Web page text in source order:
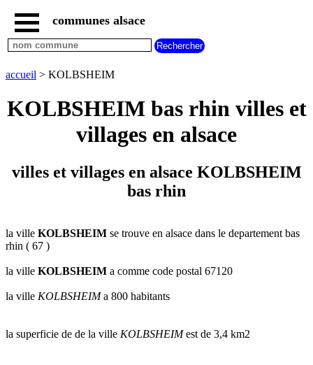
accueil
villes
rhin
commencant
A B D E F
G
L M
N
V
W X Y Z
par
A B C
H
I J K L M
N
communes alsace
accueil > KOLBSHEIM
KOLBSHEIM bas rhin villes et
villages en alsace
villes et villages en alsace KOLBSHEIM
bas rhin
la ville KOLBSHEIM se trouve en alsace dans le departement bas
rhin ( 67 )
la ville KOLBSHEIM a comme code postal 67120
la ville KOLBSHEIMa 800 habitants
la superficie de de la ville KOLBSHEIMest de 3,4 km2